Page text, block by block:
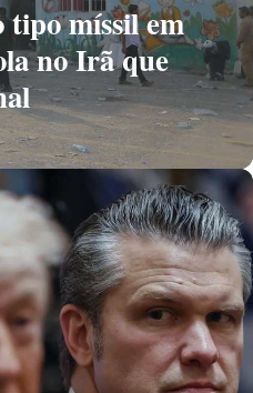
tipo míssil em
no Irã que